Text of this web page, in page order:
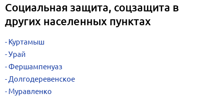
Социальная защита, соцзащита в
других населенных пунктах
Куртамыш
Урай
Фершампенуаз
Долгодеревенское
Муравленко